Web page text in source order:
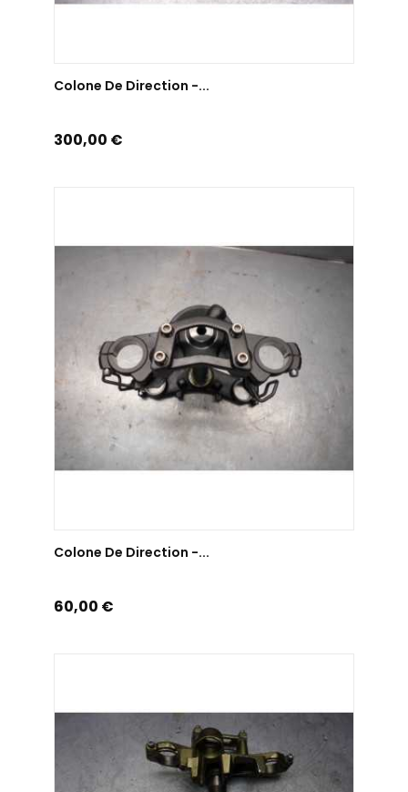
Colone De Direction -...
Prix
300,00 €
Colone De Direction -...
Prix
60,00 €